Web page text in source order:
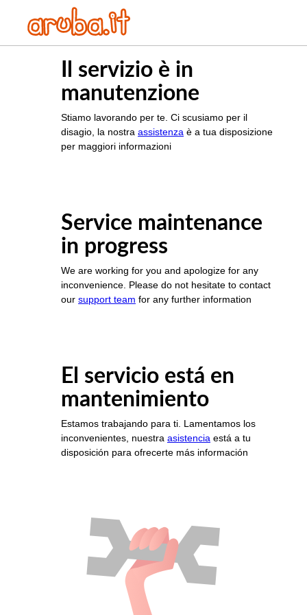
Il servizio è in
manutenzione
Stiamo lavorando per te. Ci scusiamo per il
disagio, la nostra assistenza è a tua disposizione
per maggiori informazioni
Service maintenance
in progress
We are working for you and apologize for any
inconvenience. Please do not hesitate to contact
our support team for any further information
El servicio está en
mantenimiento
Estamos trabajando para ti. Lamentamos los
inconvenientes, nuestra asistencia está a tu
disposición para ofrecerte más información